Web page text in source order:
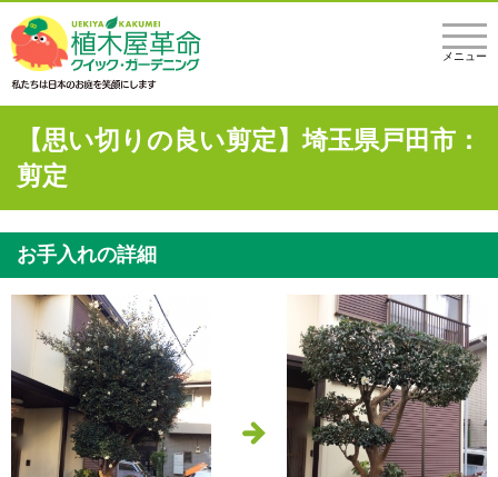
メニュー
【思い切りの良い剪定】埼玉県戸田市：
剪定
お手入れの詳細